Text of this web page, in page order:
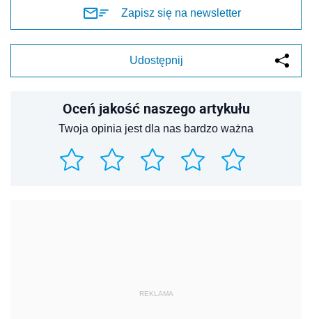
Zapisz się na newsletter
Udostępnij
Oceń jakość naszego artykułu
Twoja opinia jest dla nas bardzo ważna
REKLAMA